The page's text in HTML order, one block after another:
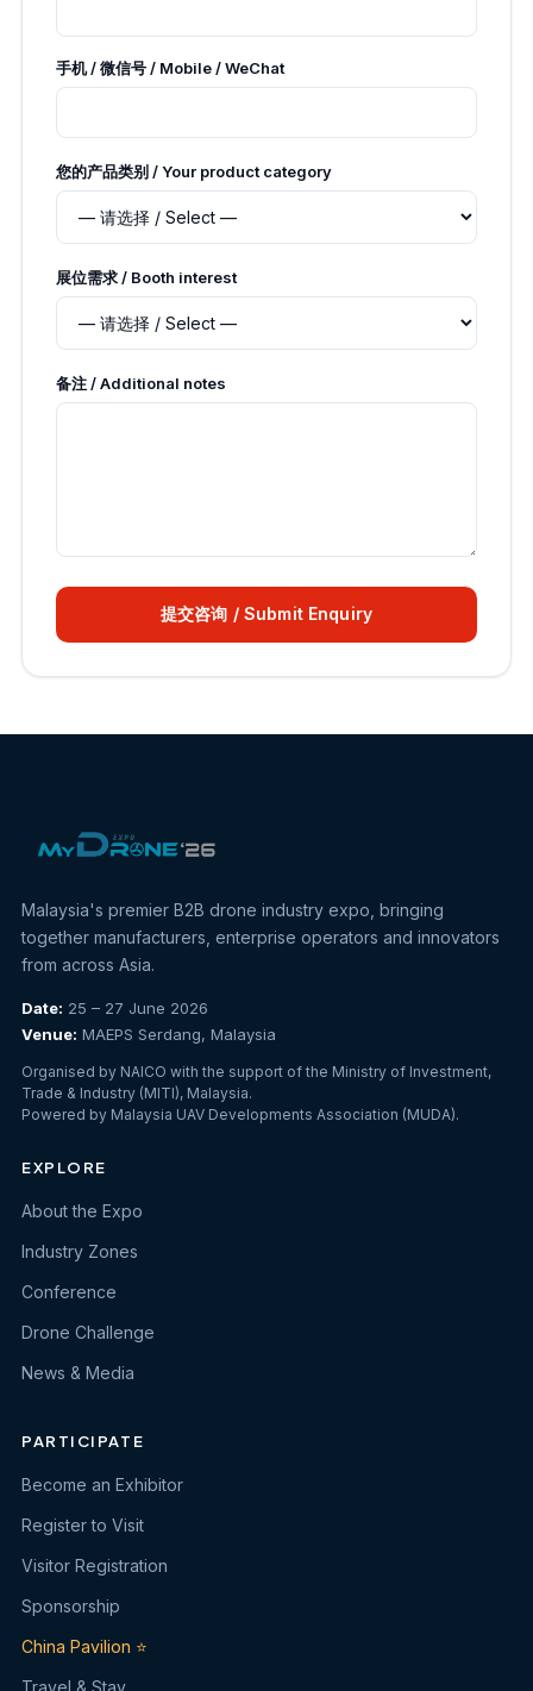
手机 / 微信号 / Mobile / WeChat
您的产品类别 / Your product category
展位需求 / Booth interest
备注 / Additional notes
提交咨询 / Submit Enquiry
Malaysia's premier B2B drone industry expo, bringing
together manufacturers, enterprise operators and innovators
from across Asia.
Date: 25 – 27 June 2026
Venue: MAEPS Serdang, Malaysia
Organised by NAICO with the support of the Ministry of Investment,
Trade & Industry (MITI), Malaysia.
Powered by Malaysia UAV Developments Association (MUDA).
EXPLORE
About the Expo
Industry Zones
Conference
Drone Challenge
News & Media
PARTICIPATE
Become an Exhibitor
Register to Visit
Visitor Registration
Sponsorship
China Pavilion ⭐
Travel & Stay